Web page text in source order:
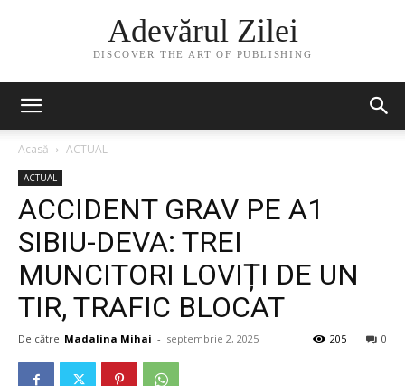
Adevărul Zilei
DISCOVER THE ART OF PUBLISHING
Acasă ACTUAL
ACTUAL
ACCIDENT GRAV PE A1
SIBIU-DEVA: TREI
MUNCITORI LOVIȚI DE UN
TIR, TRAFIC BLOCAT
De către Madalina Mihai - septembrie 2, 2025 0
205